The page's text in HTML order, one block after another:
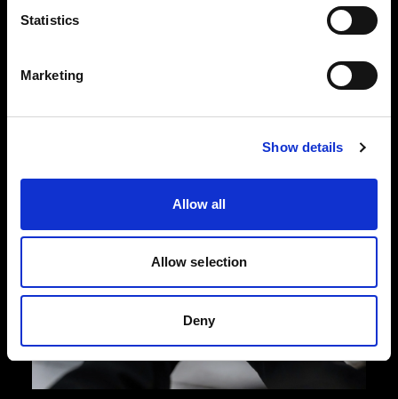
Statistics
Marketing
Show details
Allow all
Allow selection
Deny
す。エンジニアリングとモノ造りに対して真摯に
取り組んだ結果、極めて優れた耐久性が実現し、
します。